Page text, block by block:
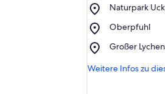
Naturpark
Place,
Uckermärkische
Oberpfuhl
Place,
Großer
Place,
Lychensee
Weitere Infos zu